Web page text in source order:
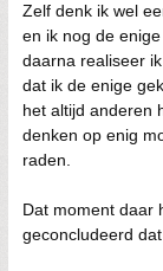
Zelf denk ik wel
en ik nog de
daarna realiseer
dat ik de enige
het altijd anderen
denken op enig
raden.
Dat moment daar
geconcludeerd